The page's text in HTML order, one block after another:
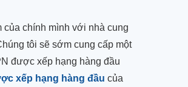
của chính mình với nhà cung
tôi sẽ sớm cung cấp một
được xếp hạng hàng đầu
xếp hạng hàng đầu của